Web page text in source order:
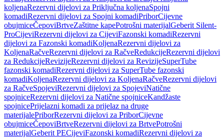
koljenaRezervni dijelovi za Priključna koljenaSpojni
komadiRezervni dijelovi za Spojni komadiPriborCijevne
obujmiceČepoviBrtveZaštitne kapePotrošni materijalGeberit Silent-
ProCijeviRezervni dijelovi za CijeviFazonski komadiRezervni
dijelovi za Fazonski komadiKoljenaRezervni dijelovi za
KoljenaRačveRezervni dijelovi za RačveRedukcijeRezervni dijelovi
za RedukcijeRevizijeRezervni dijelovi za RevizijeSuperTube
fazonski komadiRezervni dijelovi za SuperTube fazonski
komadiKoljenaRezervni dijelovi za KoljenaRačveRezervni dijelovi
za RačveSpojeviRezervni dijelovi za SpojeviNatične
spojniceRezervni dijelovi za Natične spojniceKandžaste
spojnicePrijelazni komadi za prijelaz na druge
materijalePriborRezervni dijelovi za PriborCijevne
obujmiceČepoviBrtveRezervni dijelovi za BrtvePotrošni
materijalGeberit PECijeviFazonski komadiRezervni dijelovi za